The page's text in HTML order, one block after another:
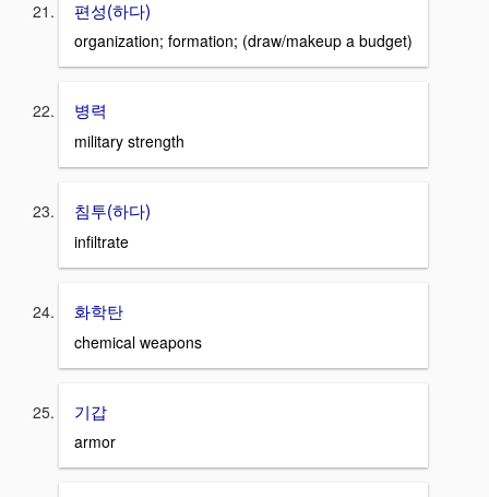
편성(하다)
organization; formation; (draw/makeup a budget)
병력
military strength
침투(하다)
infiltrate
화학탄
chemical weapons
기갑
armor